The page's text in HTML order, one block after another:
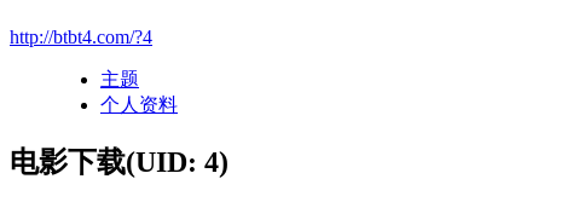
http://btbt4.com/?4
主题
个人资料
电影下载(UID: 4)